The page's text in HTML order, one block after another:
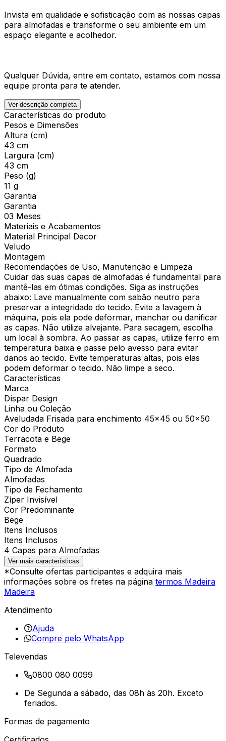
Invista em qualidade e sofisticação com as nossas capas
para almofadas e transforme o seu ambiente em um
espaço elegante e acolhedor.
Qualquer Dúvida, entre em contato, estamos com nossa
equipe pronta para te atender.
Ver descrição completa
Características do produto
Pesos e Dimensões
Altura (cm)
43 cm
Largura (cm)
43 cm
Peso (g)
11 g
Garantia
Garantia
03 Meses
Materiais e Acabamentos
Material Principal Decor
Veludo
Montagem
Recomendações de Uso, Manutenção e Limpeza
Cuidar das suas capas de almofadas é fundamental para
mantê-las em ótimas condições. Siga as instruções
abaixo: Lave manualmente com sabão neutro para
preservar a integridade do tecido. Evite a lavagem à
máquina, pois ela pode deformar, manchar ou danificar
as capas. Não utilize alvejante. Para secagem, escolha
um local à sombra. Ao passar as capas, utilize ferro em
temperatura baixa e passe pelo avesso para evitar
danos ao tecido. Evite temperaturas altas, pois elas
podem deformar o tecido. Não limpe a seco.
Características
Marca
Díspar Design
Linha ou Coleção
Aveludada Frisada para enchimento 45x45 ou 50x50
Cor do Produto
Terracota e Bege
Formato
Quadrado
Tipo de Almofada
Almofadas
Tipo de Fechamento
Zíper Invisível
Cor Predominante
Bege
Itens Inclusos
Itens Inclusos
4 Capas para Almofadas
Ver mais características
*Consulte ofertas participantes e adquira mais
informações sobre os fretes na página termos Madeira
Madeira
Atendimento
Ajuda
Compre pelo WhatsApp
Televendas
0800 080 0099
De Segunda a sábado, das 08h às 20h. Exceto
feriados.
Formas de pagamento